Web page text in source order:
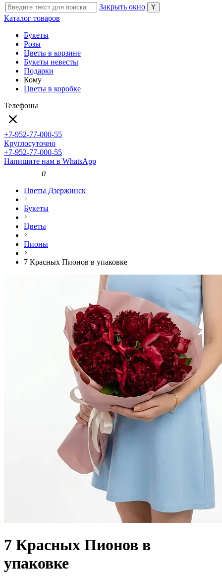
Закрыть окно
Каталог товаров
Букеты
Розы
Цветы в корзине
Букеты невесты
Подарки
Кому
Цветы в коробке
Телефоны
+7-952-77-000-55
Круглосуточно
+7-952-77-000-55
Напишите нам в WhatsApp
0
Цветы Дзержинск
Букеты
Цветы
Пионы
7 Красных Пионов в упаковке
7 Красных Пионов в
упаковке